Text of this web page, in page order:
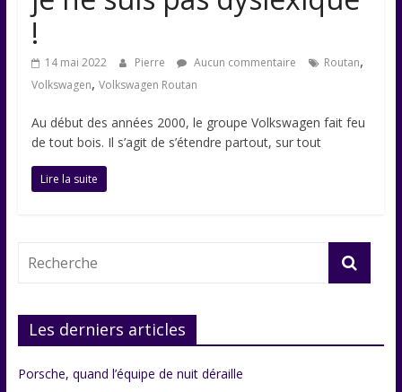
!
14 mai 2022 Pierre Aucun commentaire Routan,
Volkswagen, Volkswagen Routan
Au début des années 2000, le groupe Volkswagen fait feu
de tout bois. Il s’agit de s’étendre partout, sur tout
Lire la suite
Les derniers articles
Porsche, quand l’équipe de nuit déraille